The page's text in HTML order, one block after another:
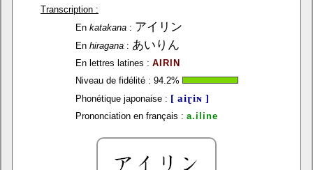
Transcription :
En katakana: アイリン
En hiragana: あいりん
En lettres latines : AIRIN
Niveau de fidélité : 94.2%
Phonétique japonaise : [ aiɽiɴ ]
Prononciation en français : a.iline